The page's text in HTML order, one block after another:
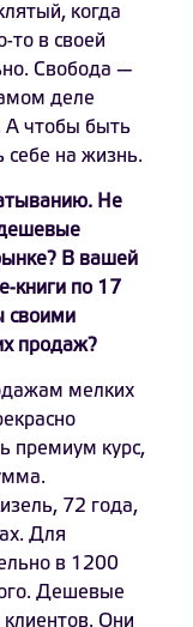
когда
то в своей
Свобода —
деле
А чтобы быть
себе на жизнь.
Не
В вашей
книги по 17
своими
продаж?
мелких
премиум курс,
72 года,
Для
в 1200
Дешевые
клиентов. Они